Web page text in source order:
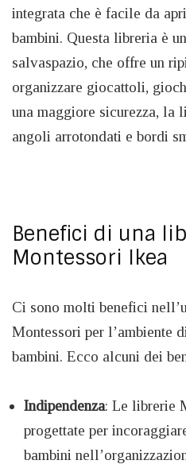
integrata che è facile da
bambini. Questa libreria è
salvaspazio, che offre un
organizzare giocattoli,
una maggiore sicurezza, la
angoli arrotondati e bordi
Benefici di una
Montessori Ikea
Ci sono molti benefici
Montessori per l’ambiente
bambini. Ecco alcuni dei
Indipendenza: Le librerie
progettate per
bambini